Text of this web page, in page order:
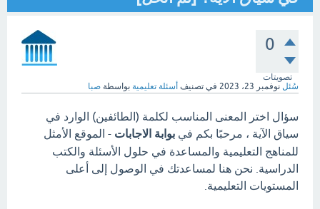
0
تصويتات
سُئل نوفمبر 23، 2023 في تصنيف أسئلة تعليمية بواسطة صبا
سؤال اختر المعنى المناسب لكلمة (الطائفين) الوارد في
سياق الآية ، مرحبًا بكم في بوابة الاجابات - الموقع الأمثل
للمناهج التعليمية والمساعدة في حلول الأسئلة والكتب
الدراسية. نحن هنا لمساعدتك في الوصول إلى أعلى
المستويات التعليمية.